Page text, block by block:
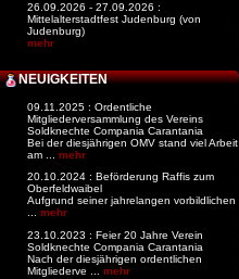
26.09.2026 - 27.09.2026 :
Mittelalterstadtfest Judenburg (von
Judenburg)
mehr
NEUIGKEITEN
09.11.2025 : Ordentliche
Mitgliederversammlung des Vereins
Soldknechte Compania Carantania
Bei der diesjährigen OMV stand viel Arbeit
am ... mehr
20.10.2024 : Beförderung Raffis zum
Oberfeldwaibel
Aufgrund seiner jahrelangen vorbildlichen
... mehr
23.10.2023 : Feier 20 Jahre Verein
Soldknechte Compania Carantania
Nach der diesjährigen ordentlichen
Mitgliederve ... mehr